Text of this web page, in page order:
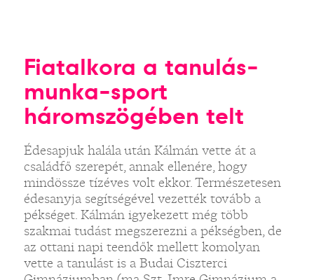
Fiatalkora a tanulás-
munka-sport
háromszögében telt
Édesapjuk halála után Kálmán vette át a
családfő szerepét, annak ellenére, hogy
mindössze tízéves volt ekkor. Természetesen
édesanyja segítségével vezették tovább a
pékséget. Kálmán igyekezett még több
szakmai tudást megszerezni a pékségben, de
az ottani napi teendők mellett komolyan
vette a tanulást is a Budai Ciszterci